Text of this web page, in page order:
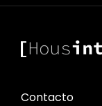
Contacto